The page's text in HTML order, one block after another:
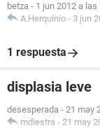
betza - 1 jun 2012 a las
A.Herquinio - 3 jun
1 respuesta
displasia leve
desesperada - 21 may
mdiestra - 21 may